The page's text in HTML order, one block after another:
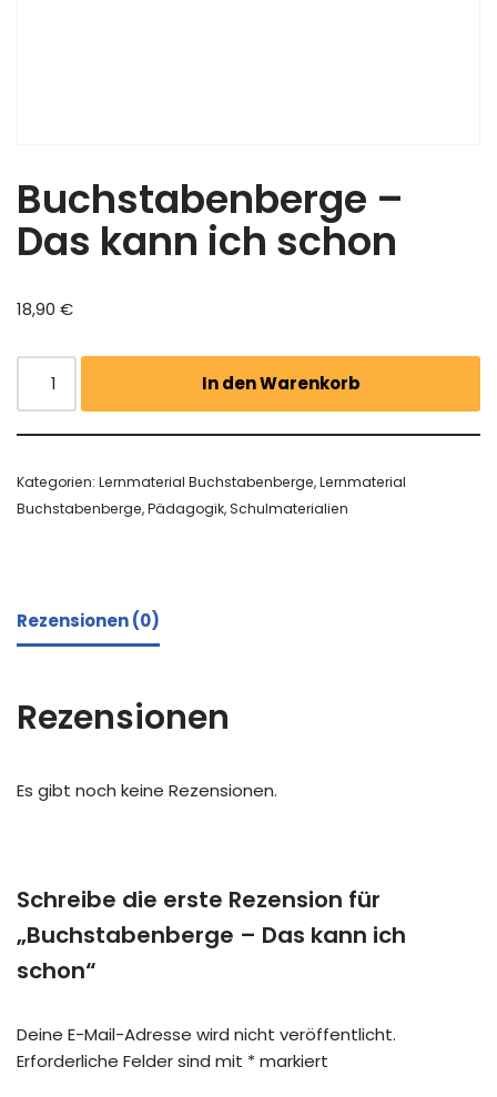
Buchstabenberge –
Das kann ich schon
18,90 €
In den Warenkorb
Kategorien: Lernmaterial Buchstabenberge,Lernmaterial
Buchstabenberge,Pädagogik,Schulmaterialien
Rezensionen (0)
Rezensionen
Es gibt noch keine Rezensionen.
Schreibe die erste Rezension für
„Buchstabenberge – Das kann ich
schon“
Deine E-Mail-Adresse wird nicht veröffentlicht.
Erforderliche Felder sind mit *markiert